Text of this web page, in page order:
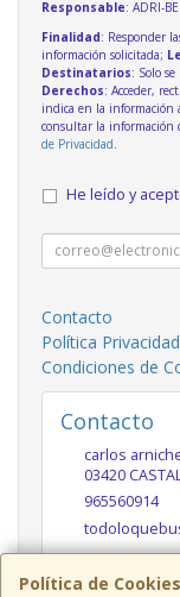
Política de
Responsable: ADRI-
Finalidad: Responder
información solicitada;
Destinatarios: Solo
Derechos: Acceder,
indica en la información
consultar la información
de Privacidad
He leído y
Contacto
Política Privacidad
Condiciones de
Contacto
carlos
03420
965560914